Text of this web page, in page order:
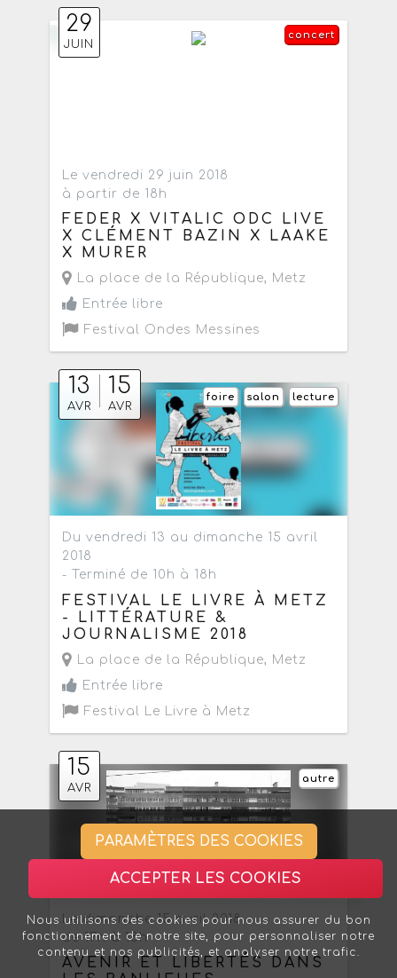
29
JUIN
concert
Le vendredi 29 juin 2018
à partir de 18h
FEDER X VITALIC ODC LIVE
X CLÉMENT BAZIN X LAAKE
X MURER
La place de la République, Metz
Entrée libre
Festival Ondes Messines
13
AVR
15
AVR
lecture
salon
foire
Du vendredi 13 au dimanche 15 avril
2018
- Terminé de 10h à 18h
FESTIVAL LE LIVRE À METZ
- LITTÉRATURE &
JOURNALISME 2018
La place de la République, Metz
Entrée libre
Festival Le Livre à Metz
15
AVR
autre
Le dimanche 15 avril 2018
de 17h à 18h
AVENIR ET LIBERTÉS DANS
PARAMÈTRES DES COOKIES
ACCEPTER LES COOKIES
Nous utilisons des cookies pour nous assurer du bon
fonctionnement de notre site, pour personnaliser notre
contenu et nos publicités, et analyser notre trafic.